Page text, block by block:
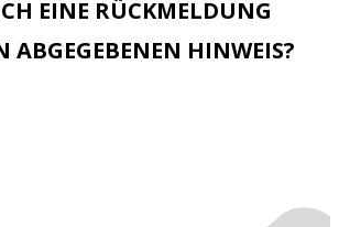
EINE RÜCKMELDUNG
ABGEGEBENEN HINWEIS?